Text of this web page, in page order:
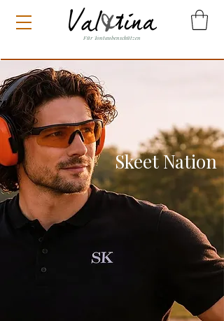
Für Tontaubenschützen
Skeet Nation